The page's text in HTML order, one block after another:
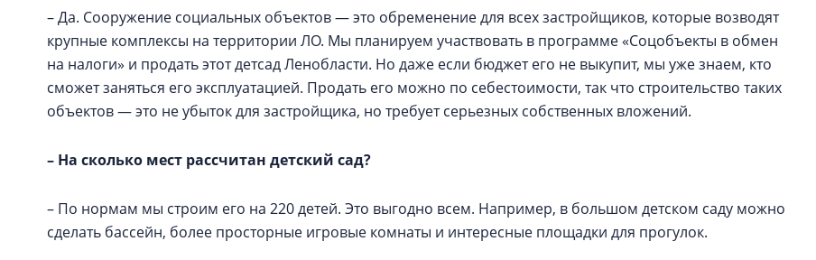
– Да. Сооружение социальных объектов — это обременение для всех застройщиков, которые возводят
крупные комплексы на территории ЛО. Мы планируем участвовать в программе «Соцобъекты в обмен
на налоги» и продать этот детсад Ленобласти. Но даже если бюджет его не выкупит, мы уже знаем, кто
сможет заняться его эксплуатацией. Продать его можно по себестоимости, так что строительство таких
объектов — это не убыток для застройщика, но требует серьезных собственных вложений.
– На сколько мест рассчитан детский сад?
– По нормам мы строим его на 220 детей. Это выгодно всем. Например, в большом детском саду можно
сделать бассейн, более просторные игровые комнаты и интересные площадки для прогулок.